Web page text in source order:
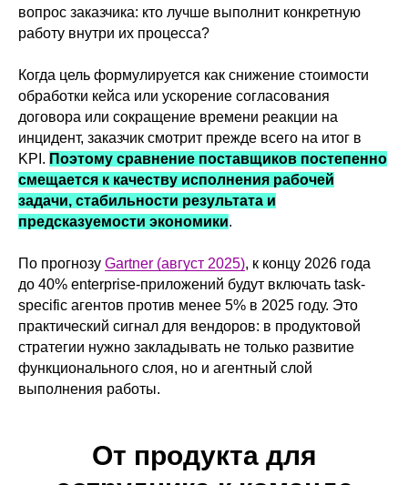
вопрос заказчика: кто лучше выполнит конкретную
работу внутри их процесса?
Когда цель формулируется как снижение стоимости
обработки кейса или ускорение согласования
договора или сокращение времени реакции на
инцидент, заказчик смотрит прежде всего на итог в
KPI. Поэтому сравнение поставщиков постепенно
смещается к качеству исполнения рабочей
задачи, стабильности результата и
предсказуемости экономики.
По прогнозу Gartner (август 2025), к концу 2026 года
до 40% enterprise-приложений будут включать task-
specific агентов против менее 5% в 2025 году. Это
практический сигнал для вендоров: в продуктовой
стратегии нужно закладывать не только развитие
функционального слоя, но и агентный слой
выполнения работы.
От продукта для